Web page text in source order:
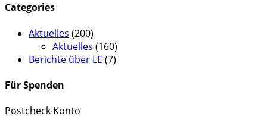
Categories
Aktuelles (200)
Aktuelles (160)
Berichte über LE (7)
Für Spenden
Postcheck Konto